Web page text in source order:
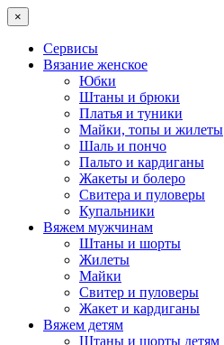
×
Сервисы
Вязание женское
Юбки
Штаны и брюки
Платья и туники
Майки, топы и жилеты
Шаль и пончо
Пальто и кардиганы
Жакеты и болеро
Свитера и пуловеры
Купальники
Вяжем мужчинам
Штаны и шорты
Жилеты
Майки
Свитер и пуловеры
Жакет и кардиганы
Вяжем детям
Штаны и шорты детям